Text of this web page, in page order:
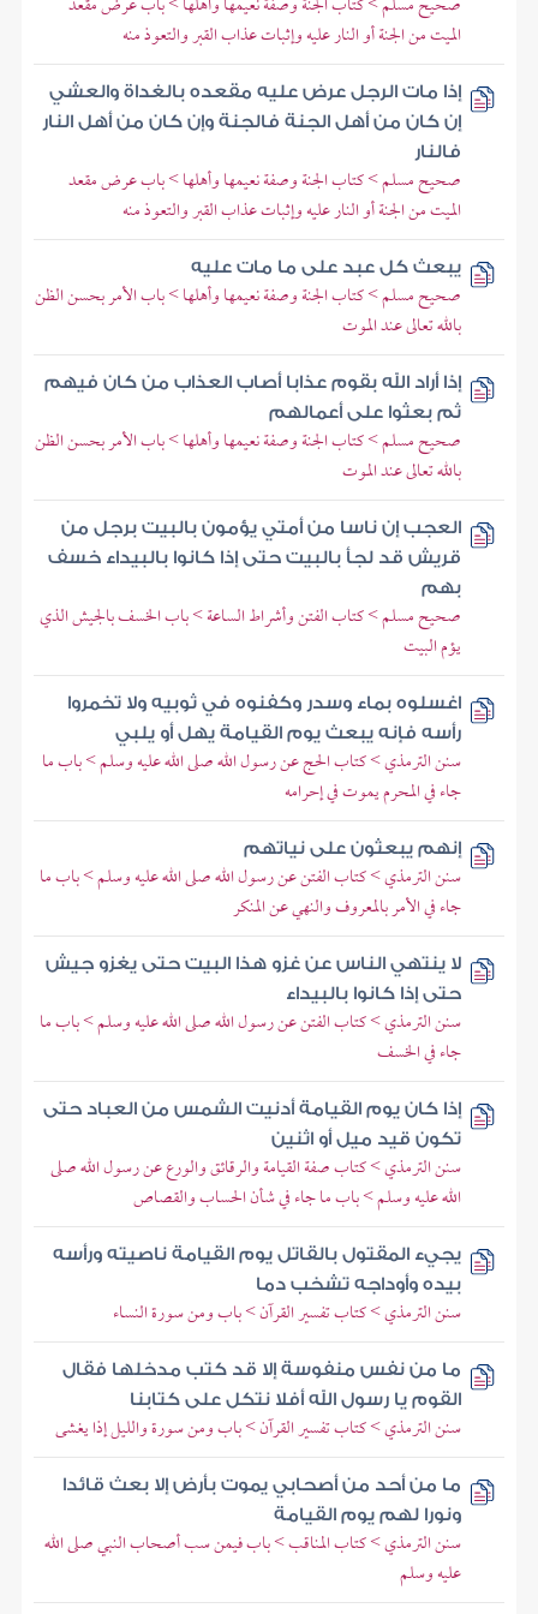
الميت من الجنة أو النار عليه وإثبات عذاب القبر والتعوذ منه
إذا مات الرجل عرض عليه مقعده بالغداة والعشي
إن كان من أهل الجنة فالجنة وإن كان من أهل النار
فالنار
صحيح مسلم > كتاب الجنة وصفة نعيمها وأهلها > باب عرض مقعد
الميت من الجنة أو النار عليه وإثبات عذاب القبر والتعوذ منه
يبعث كل عبد على ما مات عليه
صحيح مسلم > كتاب الجنة وصفة نعيمها وأهلها > باب الأمر بحسن الظن
بالله تعالى عند الموت
إذا أراد الله بقوم عذابا أصاب العذاب من كان فيهم
ثم بعثوا على أعمالهم
صحيح مسلم > كتاب الجنة وصفة نعيمها وأهلها > باب الأمر بحسن الظن
بالله تعالى عند الموت
العجب إن ناسا من أمتي يؤمون بالبيت برجل من
قريش قد لجأ بالبيت حتى إذا كانوا بالبيداء خسف
بهم
صحيح مسلم > كتاب الفتن وأشراط الساعة > باب الخسف بالجيش الذي
يؤم البيت
اغسلوه بماء وسدر وكفنوه في ثوبيه ولا تخمروا
رأسه فإنه يبعث يوم القيامة يهل أو يلبي
سنن الترمذي > كتاب الحج عن رسول الله صلى الله عليه وسلم > باب ما
جاء في المحرم يموت في إحرامه
إنهم يبعثون على نياتهم
سنن الترمذي > كتاب الفتن عن رسول الله صلى الله عليه وسلم > باب ما
جاء في الأمر بالمعروف والنهي عن المنكر
لا ينتهي الناس عن غزو هذا البيت حتى يغزو جيش
حتى إذا كانوا بالبيداء
سنن الترمذي > كتاب الفتن عن رسول الله صلى الله عليه وسلم > باب ما
جاء في الخسف
إذا كان يوم القيامة أدنيت الشمس من العباد حتى
تكون قيد ميل أو اثنين
سنن الترمذي > كتاب صفة القيامة والرقائق والورع عن رسول الله صلى
الله عليه وسلم > باب ما جاء في شأن الحساب والقصاص
يجيء المقتول بالقاتل يوم القيامة ناصيته ورأسه
بيده وأوداجه تشخب دما
سنن الترمذي > كتاب تفسير القرآن > باب ومن سورة النساء
ما من نفس منفوسة إلا قد كتب مدخلها فقال
القوم يا رسول الله أفلا نتكل على كتابنا
سنن الترمذي > كتاب تفسير القرآن > باب ومن سورة والليل إذا يغشى
ما من أحد من أصحابي يموت بأرض إلا بعث قائدا
ونورا لهم يوم القيامة
سنن الترمذي > كتاب المناقب > باب فيمن سب أصحاب النبي صلى الله
عليه وسلم